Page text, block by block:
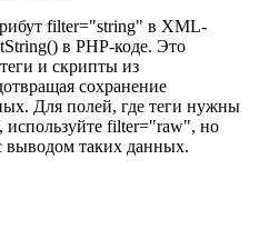
filter="string" в XML-
в PHP-коде. Это
и скрипты из
сохранение
Для полей, где теги нужны
используйте filter="raw", но
выводом таких данных.